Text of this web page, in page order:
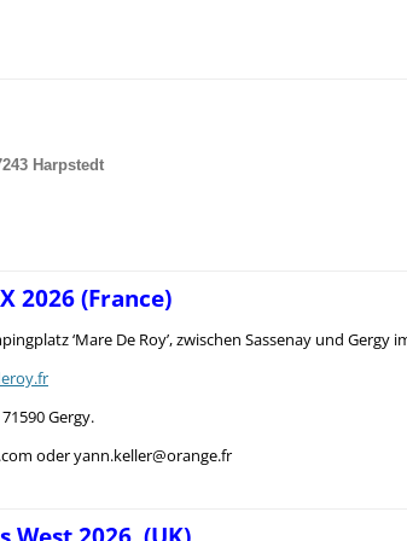
Harpstedt
2026 (France)
‘Mare De Roy’, zwischen Sassenay und Gergy
Gergy.
oder yann.keller@orange.fr